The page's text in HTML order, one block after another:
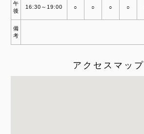
午
後
16:30～19:00 ○ ○ ○ ○
備
考
アクセスマップ